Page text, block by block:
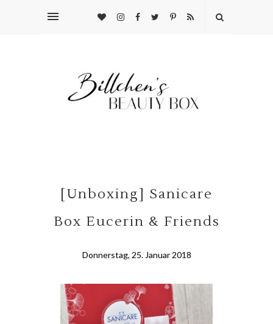
[Unboxing] Sanicare
Box Eucerin & Friends
Donnerstag, 25. Januar 2018